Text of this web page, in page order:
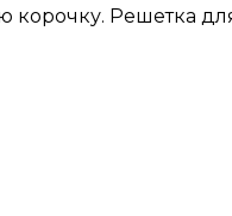
Решетка